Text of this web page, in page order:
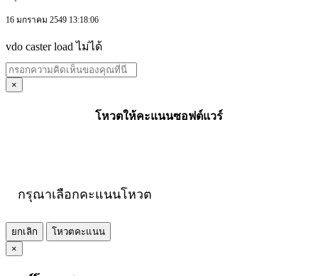
16 มกราคม 2549 13:18:06
vdo caster load ไม่ได้
×
โหวตให้คะแนนซอฟต์แวร์
กรุณาเลือกคะแนนโหวต
ยกเลิก
โหวตคะแนน
×